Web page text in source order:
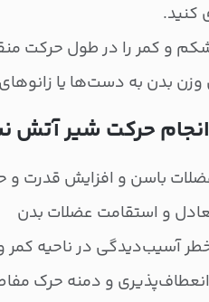
کنید.
و کمر را در طول حرکت
وزن بدن به دست‌ها یا
انجام حرکت شیر آتش
باسن و افزایش قدرت و
و استقامت عضلات بدن
آسیب‌دیدگی در ناحیه کمر
و دمنه حرک